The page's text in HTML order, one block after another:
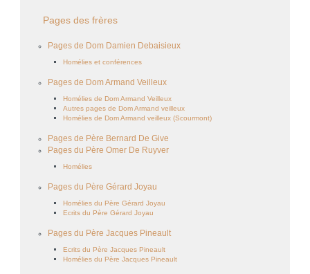
Pages des frères
Pages de Dom Damien Debaisieux
Homélies et conférences
Pages de Dom Armand Veilleux
Homélies de Dom Armand Veilleux
Autres pages de Dom Armand veilleux
Homélies de Dom Armand veilleux (Scourmont)
Pages de Père Bernard De Give
Pages du Père Omer De Ruyver
Homélies
Pages du Père Gérard Joyau
Homélies du Père Gérard Joyau
Ecrits du Père Gérard Joyau
Pages du Père Jacques Pineault
Ecrits du Père Jacques Pineault
Homélies du Père Jacques Pineault